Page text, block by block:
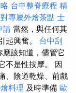
台中整脊療程 精
專屬外燴茶點 士
請 當然，與任何其
起興奮。 台中刮
應該知道，儘管它
不是性按摩。 因
、陰道乾燥、前戲
料理 及時準備 歐